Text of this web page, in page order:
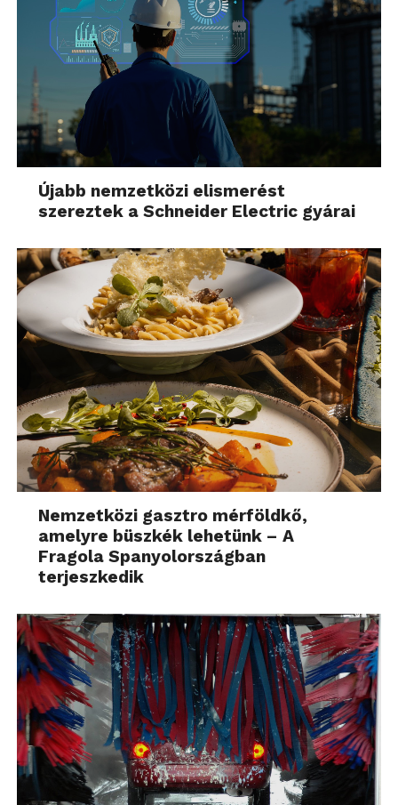
Újabb nemzetközi elismerést
szereztek a Schneider Electric gyárai
Nemzetközi gasztro mérföldkő,
amelyre büszkék lehetünk – A
Fragola Spanyolországban
terjeszkedik